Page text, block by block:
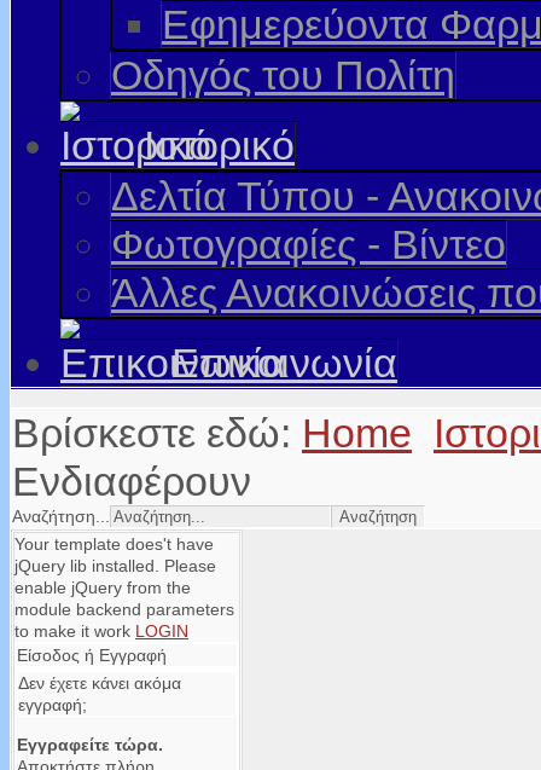
Εφημερεύοντα
Οδηγός του Πολίτη
Ιστορικό
Δελτία Τύπου -
Φωτογραφίες - Βίντεο
Άλλες Ανακοινώσεις
Επικοινωνία
Βρίσκεστε εδώ: Home
Ενδιαφέρουν
Αναζήτηση...
Your template does't have
jQuery lib installed. Please
enable jQuery from the
module backend parameters
to make it work LOGIN
Είσοδος ή Εγγραφή
Δεν έχετε κάνει ακόμα
εγγραφή;
Εγγραφείτε τώρα.